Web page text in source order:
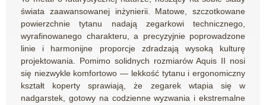
świata zaawansowanej inżynierii. Matowe, szczotkowane
powierzchnie tytanu nadają zegarkowi technicznego,
wyrafinowanego charakteru, a precyzyjnie poprowadzone
linie i harmonijne proporcje zdradzają wysoką kulturę
projektowania. Pomimo solidnych rozmiarów Aquis II nosi
się niezwykle komfortowo — lekkość tytanu i ergonomiczny
kształt koperty sprawiają, że zegarek wtapia się w
nadgarstek, gotowy na codzienne wyzwania i ekstremalne